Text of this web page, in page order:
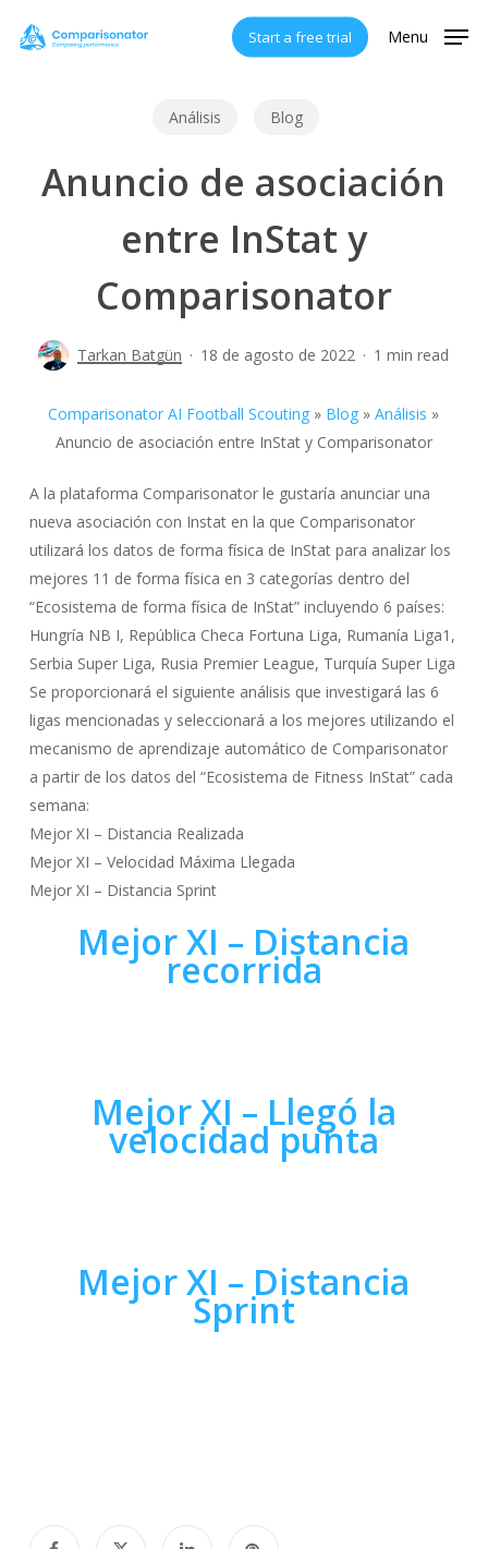
Start a free trial Menu
Análisis Blog
Anuncio de asociación
entre InStat y
Comparisonator
Tarkan Batgün 18 de agosto de 2022 1 min read
Comparisonator AI Football Scouting » Blog »Análisis »
Anuncio de asociación entre InStat y Comparisonator
A la plataforma Comparisonator le gustaría anunciar una
nueva asociación con Instat en la que Comparisonator
utilizará los datos de forma física de InStat para analizar los
mejores 11 de forma física en 3 categorías dentro del
“Ecosistema de forma física de InStat” incluyendo 6 países:
Hungría NB I, República Checa Fortuna Liga, Rumanía Liga1,
Serbia Super Liga, Rusia Premier League, Turquía Super Liga
Se proporcionará el siguiente análisis que investigará las 6
ligas mencionadas y seleccionará a los mejores utilizando el
mecanismo de aprendizaje automático de Comparisonator
a partir de los datos del “Ecosistema de Fitness InStat” cada
semana:
Mejor XI – Distancia Realizada
Mejor XI – Velocidad Máxima Llegada
Mejor XI – Distancia Sprint
Mejor XI – Distancia
recorrida
Mejor XI – Llegó la
velocidad punta
Mejor XI – Distancia
Sprint